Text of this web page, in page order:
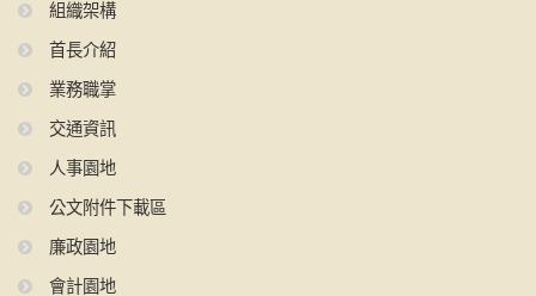
組織架構
首長介紹
業務職掌
交通資訊
人事園地
公文附件下載區
廉政園地
會計園地